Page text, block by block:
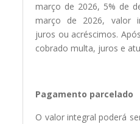
março de 2026, 5% de
março de 2026, valor
juros ou acréscimos.
cobrado multa, juros e
Pagamento parcelado
O valor integral poderá